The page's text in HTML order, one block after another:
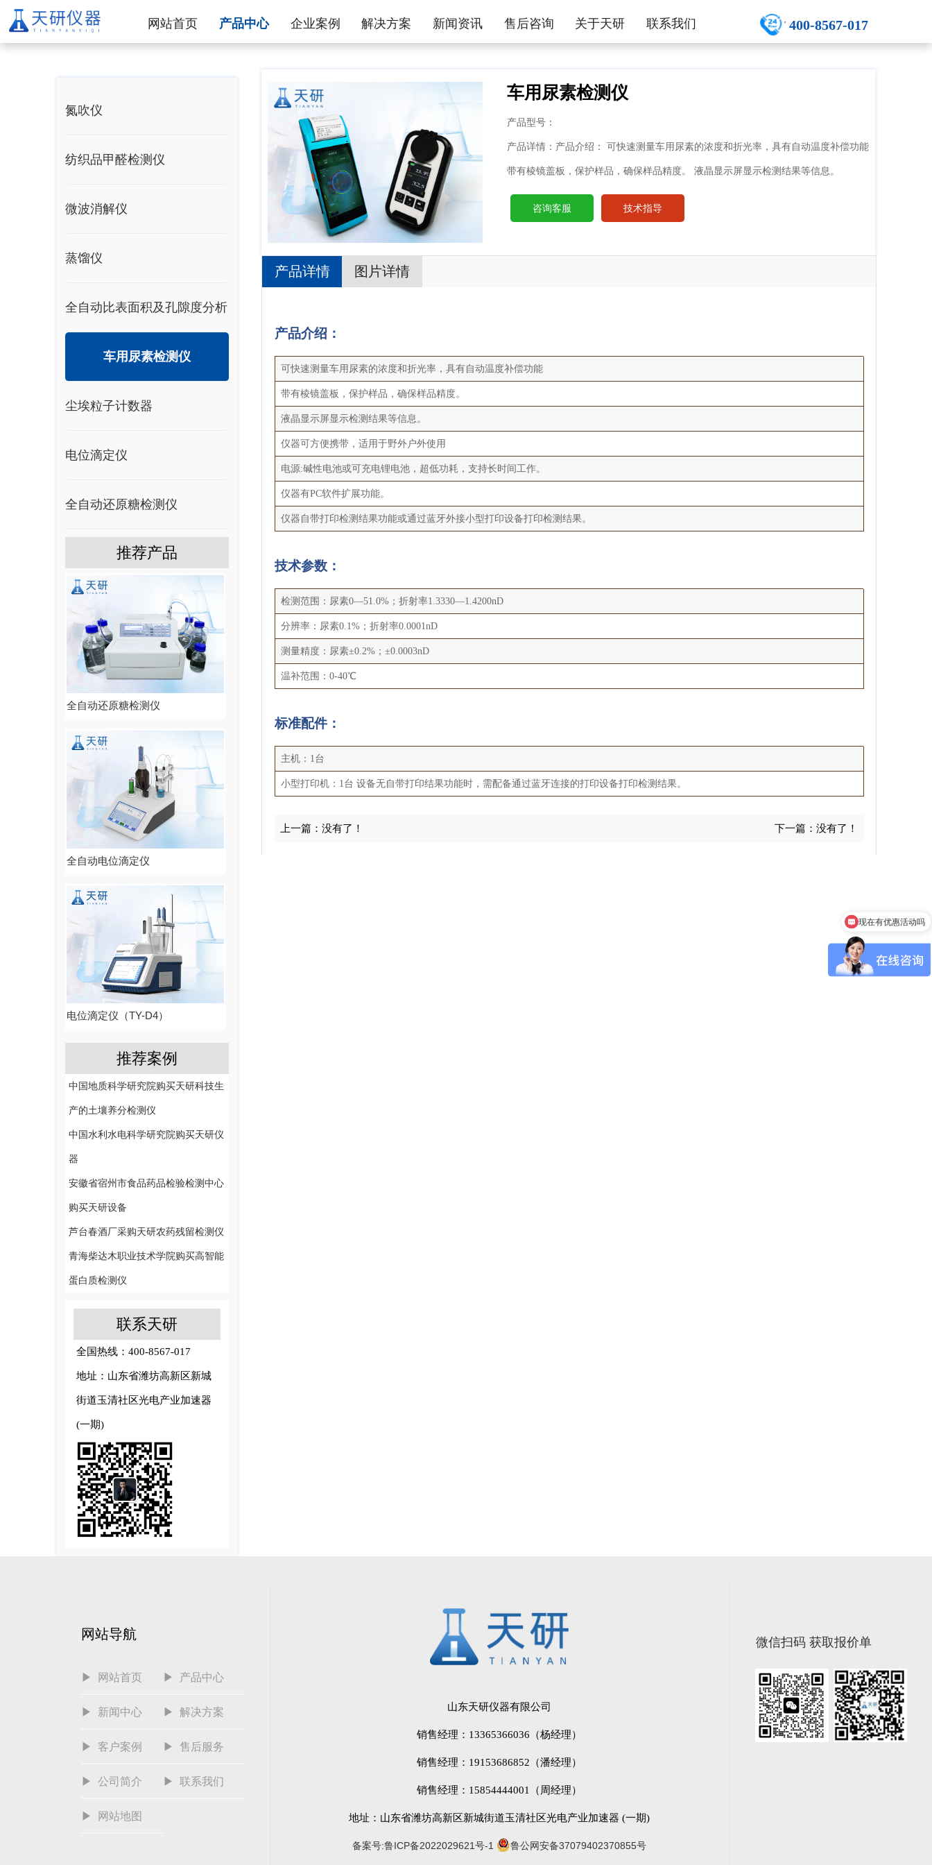
网站首页 产品中心 企业案例 解决方案 新闻资讯 售后咨询 关于天研 联系我们 400-8567-017
氮吹仪
纺织品甲醛检测仪
微波消解仪
蒸馏仪
全自动比表面积及孔隙度分析
车用尿素检测仪
尘埃粒子计数器
电位滴定仪
全自动还原糖检测仪
推荐产品
全自动还原糖检测仪
全自动电位滴定仪
电位滴定仪（TY-D4）
推荐案例
中国地质科学研究院购买天研科技生
产的土壤养分检测仪
中国水利水电科学研究院购买天研仪
器
安徽省宿州市食品药品检验检测中心
购买天研设备
芦台春酒厂采购天研农药残留检测仪
青海柴达木职业技术学院购买高智能
蛋白质检测仪
联系天研
全国热线：400-8567-017
地址：山东省潍坊高新区新城
街道玉清社区光电产业加速器
(一期)
车用尿素检测仪
产品型号：
产品详情：产品介绍： 可快速测量车用尿素的浓度和折光率，具有自动温度补偿功能
带有棱镜盖板，保护样品，确保样品精度。 液晶显示屏显示检测结果等信息。
咨询客服 技术指导
产品详情 图片详情
产品介绍：
可快速测量车用尿素的浓度和折光率，具有自动温度补偿功能
带有棱镜盖板，保护样品，确保样品精度。
液晶显示屏显示检测结果等信息。
仪器可方便携带，适用于野外户外使用
电源:碱性电池或可充电锂电池，超低功耗，支持长时间工作。
仪器有PC软件扩展功能。
仪器自带打印检测结果功能或通过蓝牙外接小型打印设备打印检测结果。
技术参数：
检测范围：尿素0―51.0%；折射率1.3330―1.4200nD
分辨率：尿素0.1%；折射率0.0001nD
测量精度：尿素±0.2%；±0.0003nD
温补范围：0-40℃
标准配件：
主机：1台
小型打印机：1台 设备无自带打印结果功能时，需配备通过蓝牙连接的打印设备打印检测结果。
上一篇：没有了！ 下一篇：没有了！
网站导航
▶ 网站首页 ▶ 产品中心
▶ 新闻中心 ▶ 解决方案
▶ 客户案例 ▶ 售后服务
▶ 公司简介 ▶ 联系我们
▶ 网站地图
山东天研仪器有限公司
销售经理：13365366036（杨经理）
销售经理：19153686852（潘经理）
销售经理：15854444001（周经理）
地址：山东省潍坊高新区新城街道玉清社区光电产业加速器 (一期)
备案号:鲁ICP备2022029621号-1 鲁公网安备37079402370855号
微信扫码 获取报价单
可以介绍下你们的产品么
现在有优惠活动吗